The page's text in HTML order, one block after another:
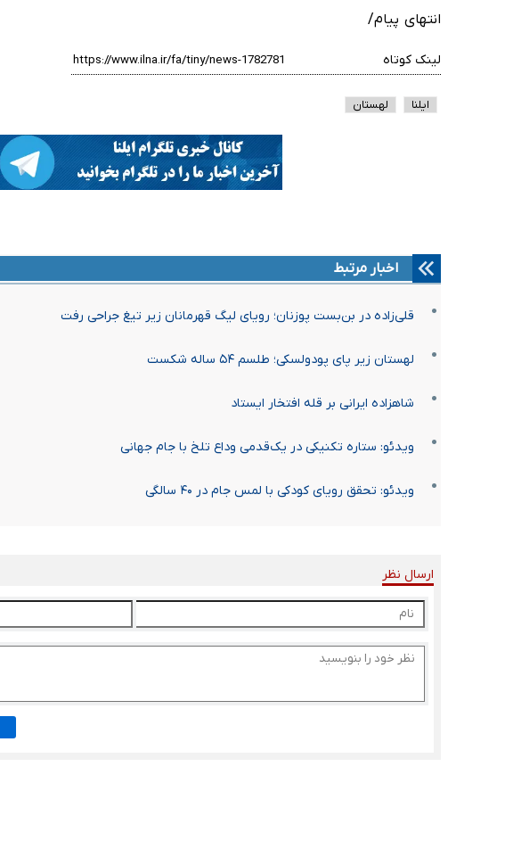
انتهای پیام/
لینک کوتاه
ایلنا لهستان
اخبار مرتبط
قلی‌زاده در بن‌بست پوزنان؛ رویای لیگ قهرمانان زیر تیغ جراحی رفت
لهستان زیر پای پودولسکی؛ طلسم ۵۴ ساله شکست
شاهزاده ایرانی بر قله افتخار ایستاد
ویدئو: ستاره تکنیکی در یک‌قدمی وداع تلخ با جام جهانی
ویدئو: تحقق رویای کودکی با لمس جام در ۴۰ سالگی
ارسال نظر